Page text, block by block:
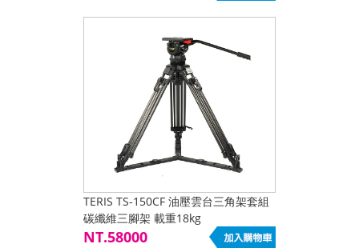
TERIS TS-150CF 油壓雲台三角架套組
碳纖維三腳架 載重18kg
NT.58000